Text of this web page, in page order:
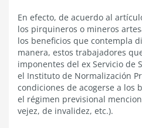
En efecto, de acuerdo al
los pirquineros o mineros
los beneficios que contempla
manera, estos trabajadores
imponentes del ex Servicio de
el Instituto de Normalización
condiciones de acogerse a los
el régimen previsional
vejez, de invalidez, etc.).